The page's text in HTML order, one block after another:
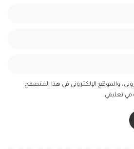
والموقع الإلكتروني في هذا المتصفح
في تعليقي.